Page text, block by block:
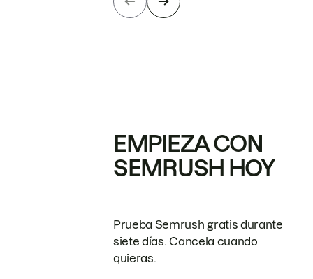
EMPIEZA CON
SEMRUSH HOY
Prueba Semrush gratis durante
siete días. Cancela cuando
quieras.